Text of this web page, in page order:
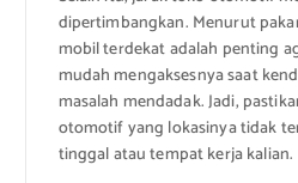
dipertimbangkan. Menurut
mobil terdekat adalah penting
mudah mengaksesnya saat
masalah mendadak. Jadi,
otomotif yang lokasinya tidak
tinggal atau tempat kerja kalian.